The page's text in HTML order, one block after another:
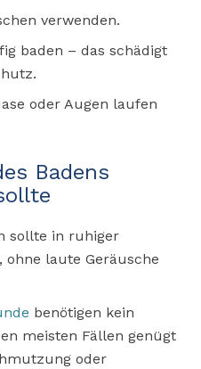
verwenden.
baden – das schädigt
oder Augen laufen
Badens
sollte in ruhiger
laute Geräusche
benötigen kein
meisten Fällen genügt
oder